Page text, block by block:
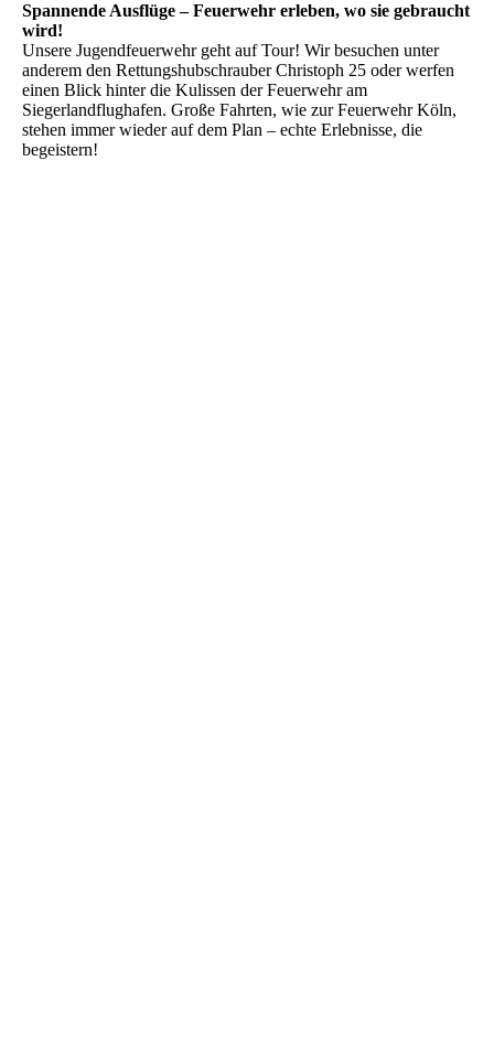
Spannende Ausflüge – Feuerwehr erleben, wo sie gebraucht
wird!
Unsere Jugendfeuerwehr geht auf Tour! Wir besuchen unter
anderem den Rettungshubschrauber Christoph 25 oder werfen
einen Blick hinter die Kulissen der Feuerwehr am
Siegerlandflughafen. Große Fahrten, wie zur Feuerwehr Köln,
stehen immer wieder auf dem Plan – echte Erlebnisse, die
begeistern!